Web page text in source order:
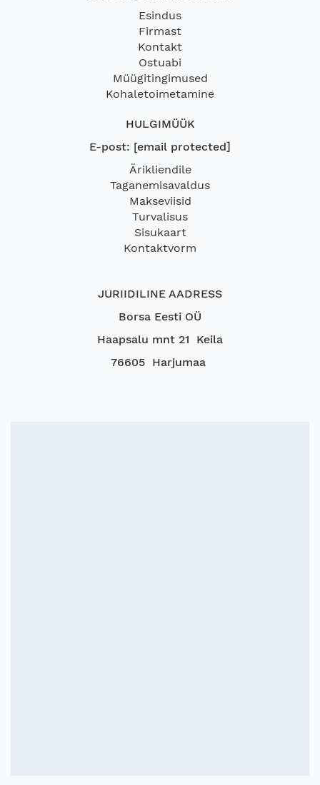
Esindus
Firmast
Kontakt
Ostuabi
Müügitingimused
Kohaletoimetamine
HULGIMÜÜK
E-post: [email protected]
Ärikliendile
Taganemisavaldus
Makseviisid
Turvalisus
Sisukaart
Kontaktvorm
JURIIDILINE AADRESS
Borsa Eesti OÜ
Haapsalu mnt 21 Keila
76605 Harjumaa